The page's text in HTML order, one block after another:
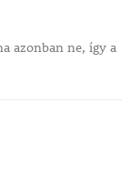
azonban ne, így a